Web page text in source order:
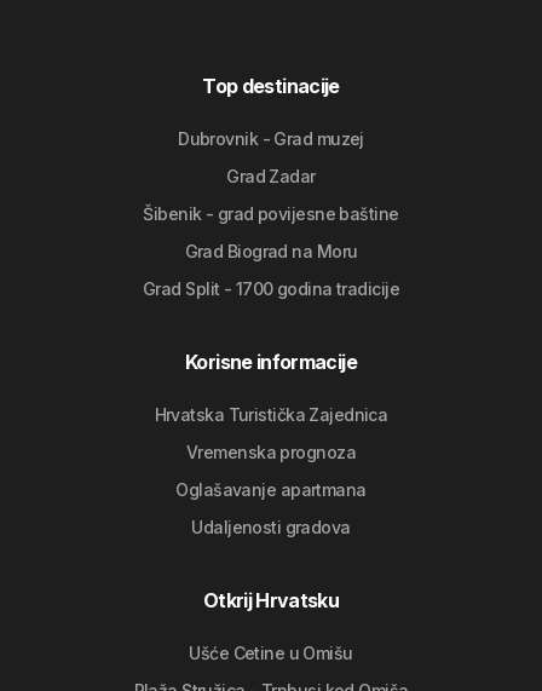
Top destinacije
Dubrovnik - Grad muzej
Grad Zadar
Šibenik - grad povijesne baštine
Grad Biograd na Moru
Grad Split - 1700 godina tradicije
Korisne informacije
Hrvatska Turistička Zajednica
Vremenska prognoza
Oglašavanje apartmana
Udaljenosti gradova
Otkrij Hrvatsku
Ušće Cetine u Omišu